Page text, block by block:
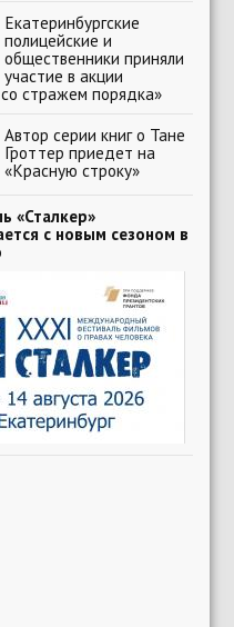
Екатеринбургские
полицейские и
общественники приняли
участие в акции
стражем порядка»
Автор серии книг о Тане
Гроттер приедет на
«Красную строку»
«Сталкер»
с новым сезоном в